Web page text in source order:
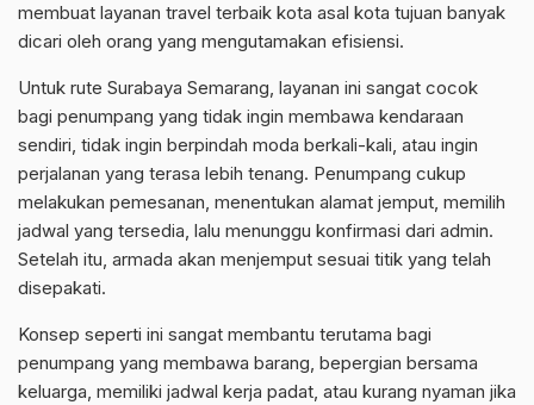
membuat layanan travel terbaik kota asal kota tujuan banyak
dicari oleh orang yang mengutamakan efisiensi.
Untuk rute Surabaya Semarang, layanan ini sangat cocok
bagi penumpang yang tidak ingin membawa kendaraan
sendiri, tidak ingin berpindah moda berkali-kali, atau ingin
perjalanan yang terasa lebih tenang. Penumpang cukup
melakukan pemesanan, menentukan alamat jemput, memilih
jadwal yang tersedia, lalu menunggu konfirmasi dari admin.
Setelah itu, armada akan menjemput sesuai titik yang telah
disepakati.
Konsep seperti ini sangat membantu terutama bagi
penumpang yang membawa barang, bepergian bersama
keluarga, memiliki jadwal kerja padat, atau kurang nyaman jika